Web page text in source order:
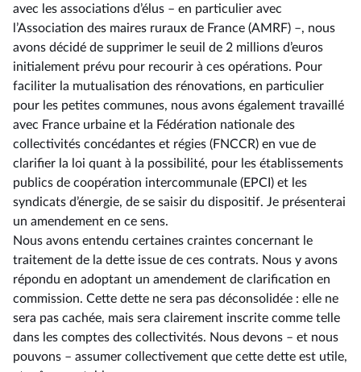
avec les associations d’élus –⁠ en particulier avec
l’Association des maires ruraux de France (AMRF) –, nous
avons décidé de supprimer le seuil de 2 millions d’euros
initialement prévu pour recourir à ces opérations. Pour
faciliter la mutualisation des rénovations, en particulier
pour les petites communes, nous avons également travaillé
avec France urbaine et la Fédération nationale des
collectivités concédantes et régies (FNCCR) en vue de
clarifier la loi quant à la possibilité, pour les établissements
publics de coopération intercommunale (EPCI) et les
syndicats d’énergie, de se saisir du dispositif. Je présenterai
un amendement en ce sens.
Nous avons entendu certaines craintes concernant le
traitement de la dette issue de ces contrats. Nous y avons
répondu en adoptant un amendement de clarification en
commission. Cette dette ne sera pas déconsolidée : elle ne
sera pas cachée, mais sera clairement inscrite comme telle
dans les comptes des collectivités. Nous devons –⁠ et nous
pouvons – assumer collectivement que cette dette est utile,